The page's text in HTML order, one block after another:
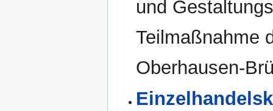
und
Teilmaßnahme
Oberhausen-